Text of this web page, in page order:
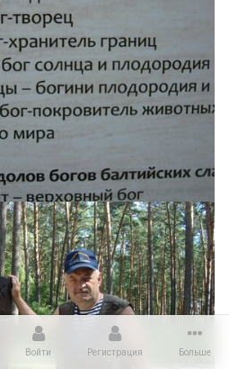
Войти Регистрация Больше